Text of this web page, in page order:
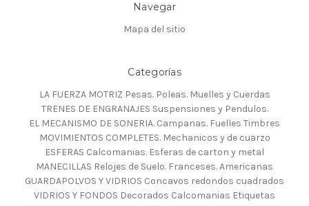
Navegar
Mapa del sitio
Categorías
LA FUERZA MOTRIZ Pesas. Poleas. Muelles y Cuerdas
TRENES DE ENGRANAJES Suspensiones y Pendulos.
EL MECANISMO DE SONERIA. Campanas. Fuelles Timbres
MOVIMIENTOS COMPLETES. Mechanicos y de cuarzo
ESFERAS Calcomanias. Esferas de carton y metal
MANECILLAS Relojes de Suelo. Franceses. Americanas
GUARDAPOLVOS Y VIDRIOS Concavos redondos cuadrados
VIDRIOS Y FONDOS Decorados Calcomanias Etiquetas